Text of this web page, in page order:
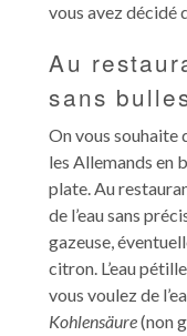
vous avez décidé
Au
sans
On vous souhaite
les Allemands en
plate. Au
de l’eau sans
gazeuse,
citron. L’eau
vous voulez de
Kohlensäure(non